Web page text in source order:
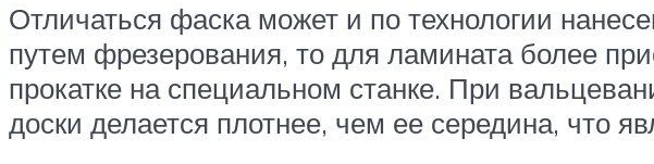
Отличаться фаска может и по технологии
путем фрезерования, то для ламината более
прокатке на специальном станке. При
доски делается плотнее, чем ее середина, что